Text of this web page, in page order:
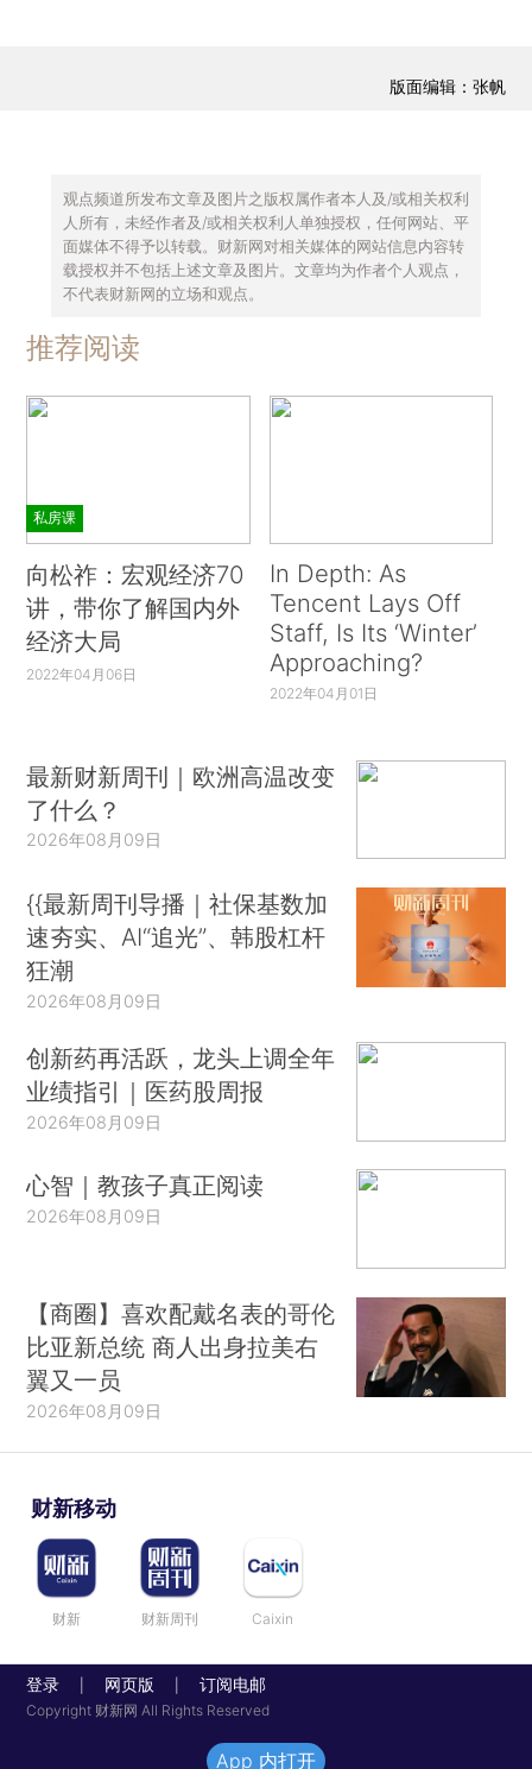
版面编辑：张帆
观点频道所发布文章及图片之版权属作者本人及/或相关权利
人所有，未经作者及/或相关权利人单独授权，任何网站、平
面媒体不得予以转载。财新网对相关媒体的网站信息内容转
载授权并不包括上述文章及图片。文章均为作者个人观点，
不代表财新网的立场和观点。
推荐阅读
私房课
向松祚：宏观经济70
讲，带你了解国内外
经济大局
2022年04月06日
In Depth: As
Tencent Lays Off
Staff, Is Its ‘Winter’
Approaching?
2022年04月01日
最新财新周刊｜欧洲高温改变
了什么？
2026年08月09日
{{最新周刊导播｜社保基数加
速夯实、AI“追光”、韩股杠杆
狂潮
2026年08月09日
创新药再活跃，龙头上调全年
业绩指引｜医药股周报
2026年08月09日
心智｜教孩子真正阅读
2026年08月09日
【商圈】喜欢配戴名表的哥伦
比亚新总统 商人出身拉美右
翼又一员
2026年08月09日
财新移动
财新 财新周刊 Caixin
登录 网页版 订阅电邮
Copyright 财新网 All Rights Reserved
App 内打开